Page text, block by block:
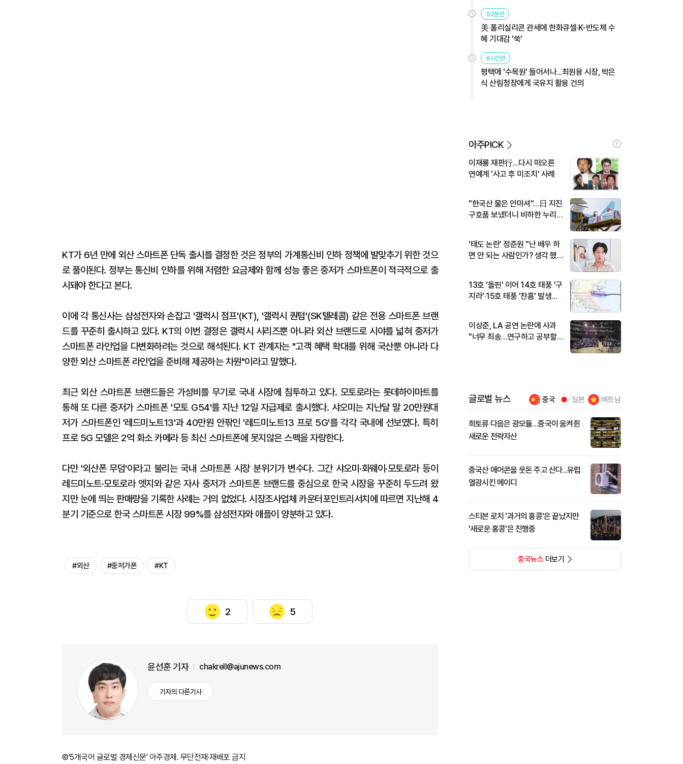
KT가 6년 만에 외산 스마트폰 단독 출시를 결정한 것은 정부의 가계통신비 인하 정책에 발맞추기 위한 것으
로 풀이된다. 정부는 통신비 인하를 위해 저렴한 요금제와 함께 성능 좋은 중저가 스마트폰이 적극적으로 출
시돼야 한다고 본다.
이에 각 통신사는 삼성전자와 손잡고 '갤럭시 점프'(KT), '갤럭시 퀀텀'(SK텔레콤) 같은 전용 스마트폰 브랜
드를 꾸준히 출시하고 있다. KT의 이번 결정은 갤럭시 시리즈뿐 아니라 외산 브랜드로 시야를 넓혀 중저가
스마트폰 라인업을 다변화하려는 것으로 해석된다. KT 관계자는 "고객 혜택 확대를 위해 국산뿐 아니라 다
양한 외산 스마트폰 라인업을 준비해 제공하는 차원"이라고 말했다.
최근 외산 스마트폰 브랜드들은 가성비를 무기로 국내 시장에 침투하고 있다. 모토로라는 롯데하이마트를
통해 또 다른 중저가 스마트폰 '모토 G54'를 지난 12일 자급제로 출시했다. 샤오미는 지난달 말 20만원대
저가 스마트폰인 '레드미노트13'과 40만원 안팎인 '레드미노트13 프로 5G'를 각각 국내에 선보였다. 특히
프로 5G 모델은 2억 화소 카메라 등 최신 스마트폰에 못지않은 스펙을 자랑한다.
다만 '외산폰 무덤'이라고 불리는 국내 스마트폰 시장 분위기가 변수다. 그간 샤오미·화웨이·모토로라 등이
레드미노트·모토로라 엣지와 같은 자사 중저가 스마트폰 브랜드를 중심으로 한국 시장을 꾸준히 두드려 왔
지만 눈에 띄는 판매량을 기록한 사례는 거의 없었다. 시장조사업체 카운터포인트리서치에 따르면 지난해 4
분기 기준으로 한국 스마트폰 시장 99%를 삼성전자와 애플이 양분하고 있다.
#외산 #중저가폰 #KT
2 5
윤선훈 기자 chakrell@ajunews.com
기자의 다른기사
©'5개국어 글로벌 경제신문' 아주경제. 무단전재·재배포 금지
52분전
美 폴리실리콘 관세에 한화큐셀·K-반도체 수
혜 기대감 '쑥'
6시간전
평택에 '수목원' 들어서나...최원용 시장, 박은
식 산림청장에게 국유지 활용 건의
아주PICK
이재룡 재판行…다시 떠오른
연예계 '사고 후 미조치' 사례
"한국산 물은 안마셔"…日 지진
구호품 보냈더니 비하한 누리
'태도 논란' 정준원 "난 배우 하
면 안 되는 사람인가? 생각 했
13호 '돌핀' 이어 14호 태풍 '구
지라'·15호 태풍 '찬홈' 발생…
이상준, LA 공연 논란에 사과
"너무 죄송…연구하고 공부할
글로벌 뉴스 중국 일본 베트남
희토류 다음은 광모듈…중국이 움켜쥔
새로운 전략자산
중국산 에어콘을 웃돈 주고 산다...유럽
열광시킨 메이디
스티븐 로치 '과거의 홍콩'은 끝났지만
'새로운 홍콩'은 진행중
중국뉴스더보기